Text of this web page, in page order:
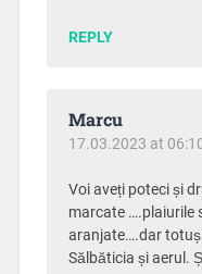
REPLY
Marcu
17.03.2023 at
Voi aveți poteci și
marcate ….plaiurile
aranjate….dar
Sălbăticia și aerul.